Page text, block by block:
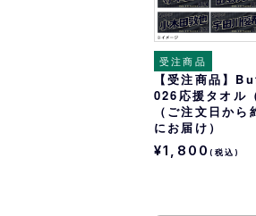
受注商品
【受注商品】
026応援タオル
（ご注文日から
にお届け）
¥1,800(税込)